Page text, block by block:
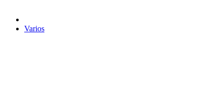
Varios